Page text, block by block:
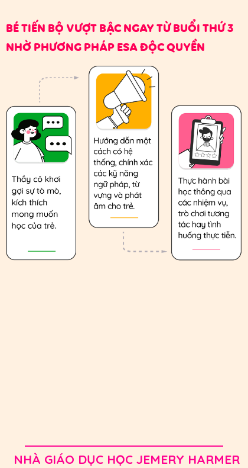
BÉ TIẾN BỘ VƯỢT BẬC NGAY TỪ BUỔI THỨ 3
NHỜ PHƯƠNG PHÁP ESA ĐỘC QUYỀN
NHÀ GIÁO DỤC HỌC JEMERY HARMER